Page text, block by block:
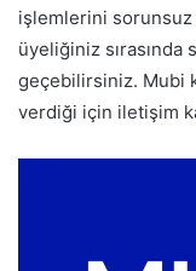
işlemlerini
üyeliğiniz sırasında
geçebilirsiniz. Mubi
verdiği için iletişim